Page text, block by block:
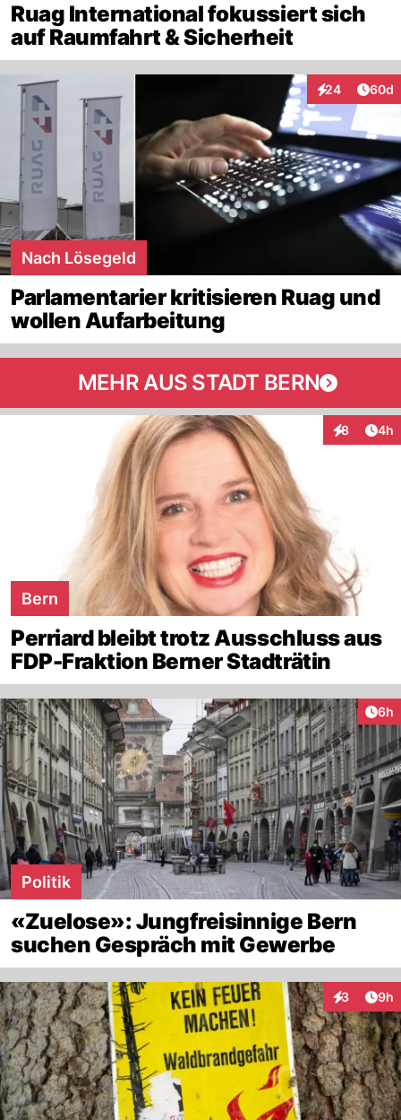
Ruag International fokussiert sich
auf Raumfahrt & Sicherheit
24
Interaktionen
60d
Nach Lösegeld
Parlamentarier kritisieren Ruag und
wollen Aufarbeitung
MEHR AUS STADT BERN
8 4h
Bern
Perriard bleibt trotz Ausschluss aus
FDP-Fraktion Berner Stadträtin
6h
Politik
«Zuelose»: Jungfreisinnige Bern
suchen Gespräch mit Gewerbe
3 9h